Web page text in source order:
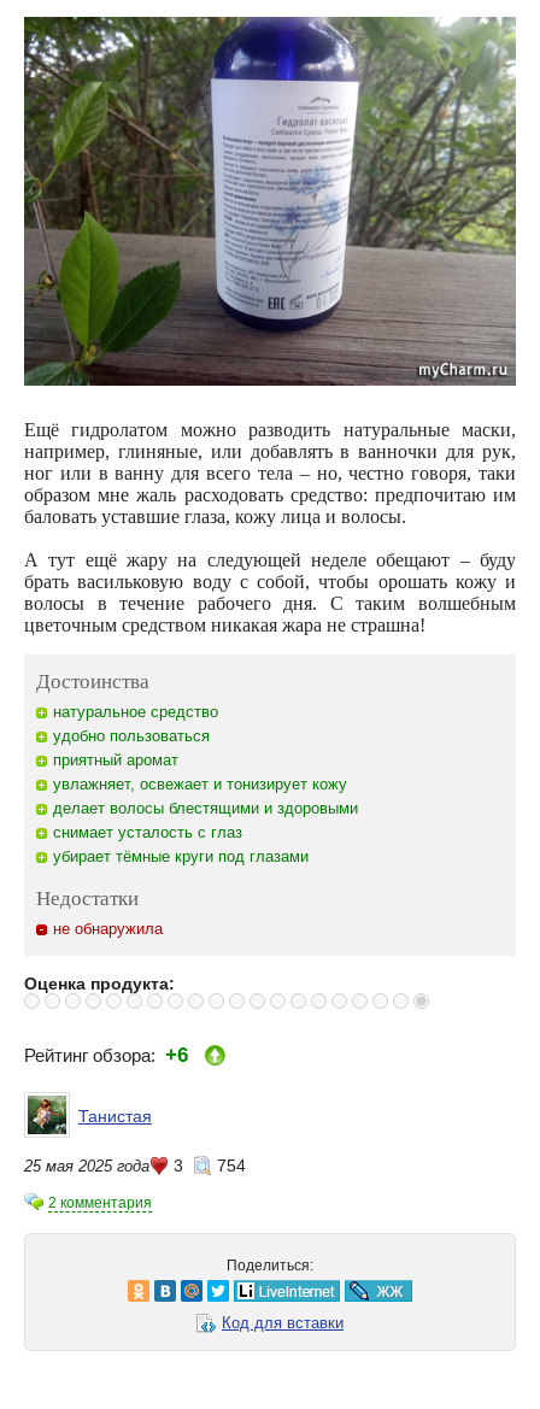
Ещё гидролатом можно разводить натуральные маски,
например, глиняные, или добавлять в ванночки для рук,
ног или в ванну для всего тела – но, честно говоря, таки
образом мне жаль расходовать средство: предпочитаю им
баловать уставшие глаза, кожу лица и волосы.
А тут ещё жару на следующей неделе обещают – буду
брать васильковую воду с собой, чтобы орошать кожу и
волосы в течение рабочего дня. С таким волшебным
цветочным средством никакая жара не страшна!
Достоинства
натуральное средство
удобно пользоваться
приятный аромат
увлажняет, освежает и тонизирует кожу
делает волосы блестящими и здоровыми
снимает усталость с глаз
убирает тёмные круги под глазами
Недостатки
не обнаружила
Оценка продукта:
Рейтинг обзора: +6
Танистая
25 мая 2025 года 3 754
2 комментария
Поделиться:
Код для вставки